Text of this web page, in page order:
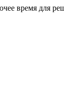
время для